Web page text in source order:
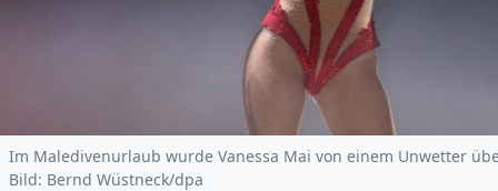
Im Maledivenurlaub wurde Vanessa Mai von einem Unwetter
Bild: Bernd Wüstneck/dpa